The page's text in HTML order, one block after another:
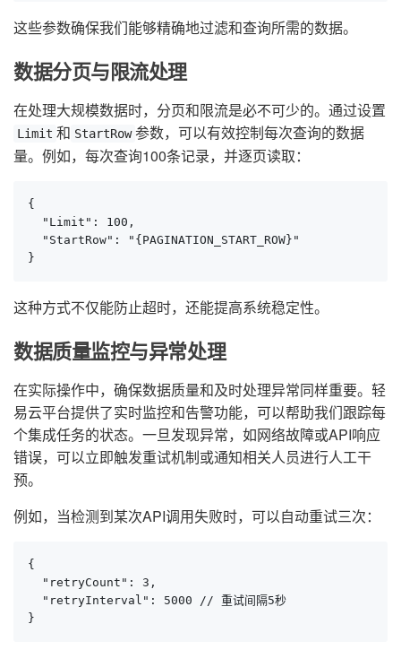
这些参数确保我们能够精确地过滤和查询所需的数据。
数据分页与限流处理
在处理大规模数据时，分页和限流是必不可少的。通过设置
Limit 和 StartRow 参数，可以有效控制每次查询的数据
量。例如，每次查询100条记录，并逐页读取：
{
  "Limit": 100,
  "StartRow": "{PAGINATION_START_ROW}"
}
这种方式不仅能防止超时，还能提高系统稳定性。
数据质量监控与异常处理
在实际操作中，确保数据质量和及时处理异常同样重要。轻
易云平台提供了实时监控和告警功能，可以帮助我们跟踪每
个集成任务的状态。一旦发现异常，如网络故障或API响应
错误，可以立即触发重试机制或通知相关人员进行人工干
预。
例如，当检测到某次API调用失败时，可以自动重试三次：
{
  "retryCount": 3,
  "retryInterval": 5000 // 重试间隔5秒
}